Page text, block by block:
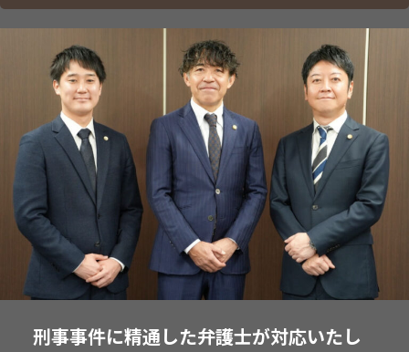
刑事事件に精通した弁護士が対応いたし